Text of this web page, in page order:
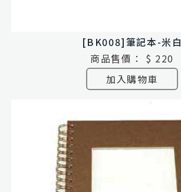
[BK008]筆記本-米白
商品售價：
$ 220
加入購物車